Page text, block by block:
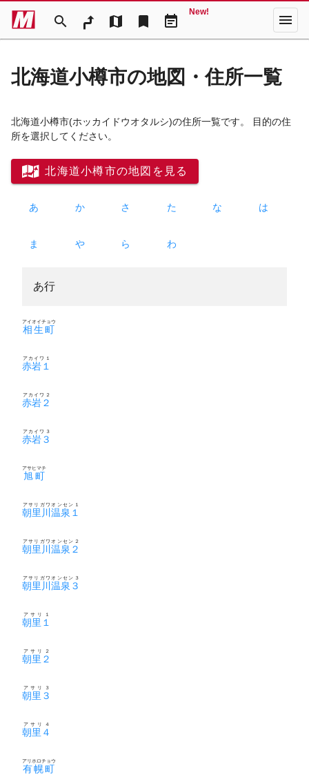
search map bookmark event_note
New! menu
北海道小樽市の地図・住所一覧
北海道小樽市(ホッカイドウオタルシ)の住所一覧です。 目的の住
所を選択してください。
北海道小樽市の地図を見る
あ か さ た な は
ま や ら わ
あ行
相生町
アイオイチョウ
赤岩１
アカイワ１
赤岩２
アカイワ２
赤岩３
アカイワ３
旭町
アサヒマチ
朝里川温泉１
アサリガワオンセン１
朝里川温泉２
アサリガワオンセン２
朝里川温泉３
アサリガワオンセン３
朝里１
アサリ１
朝里２
アサリ２
朝里３
アサリ３
朝里４
アサリ４
有幌町
アリホロチョウ